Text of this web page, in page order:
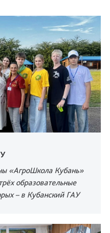
«АгроШкола Кубань»
образовательные
– в Кубанский ГАУ